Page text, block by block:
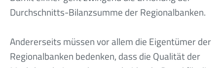
Durchschnitts-Bilanzsumme der Regionalbanken.
Andererseits müssen vor allem die Eigentümer der
Regionalbanken bedenken, dass die Qualität der